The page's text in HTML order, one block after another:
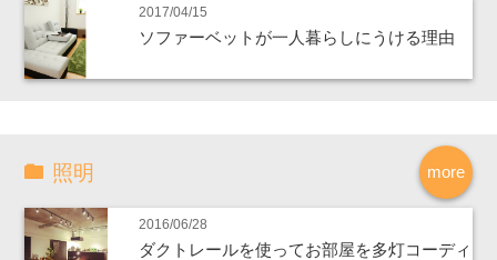
2017/04/15
ソファーベットが一人暮らしにうける理由
more
照明
2016/06/28
ダクトレールを使ってお部屋を多灯コーディ